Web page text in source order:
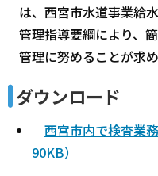
は、西宮市水道事業給
管理指導要綱により、
管理に努めることが求
ダウンロード
西宮市内で検査業
90KB）